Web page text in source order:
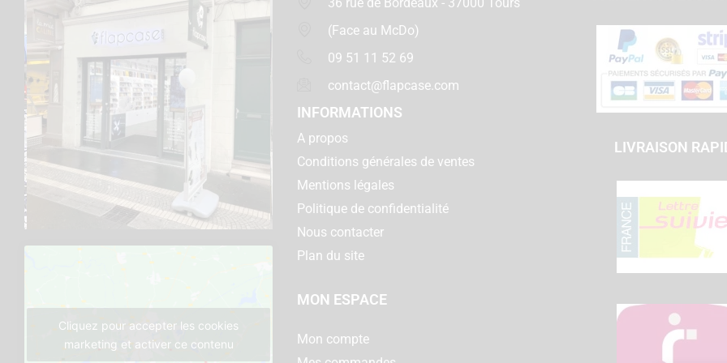
Cliquez pour accepter les cookies
marketing et activer ce contenu
(Face au McDo)
09 51 11 52 69
contact@flapcase.com
INFORMATIONS
A propos
Conditions générales de ventes
Mentions légales
Politique de confidentialité
Nous contacter
Plan du site
MON ESPACE
Mon compte
LIVRAISON